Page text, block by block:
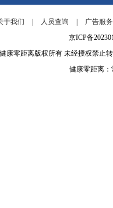
于我们 人员查询
广告服
京ICP备
健康零距离版权所有 未经授权禁止
健康零距离